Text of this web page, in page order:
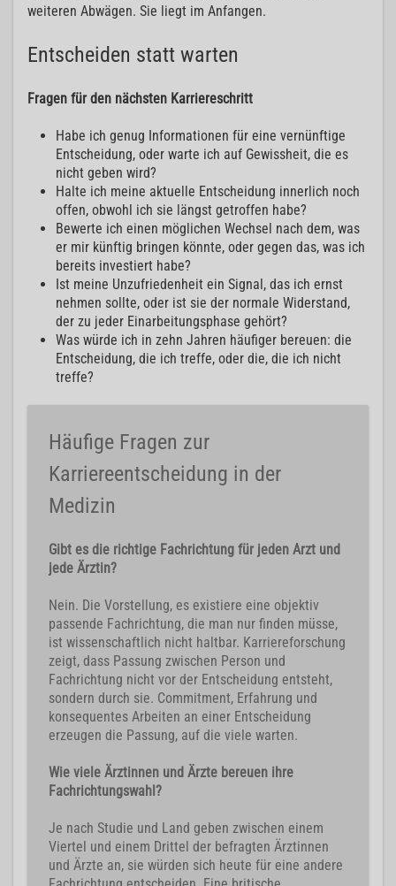
weiteren Abwägen. Sie liegt im Anfangen.
Entscheiden statt warten
Fragen für den nächsten Karriereschritt
Habe ich genug Informationen für eine vernünftige
Entscheidung, oder warte ich auf Gewissheit, die es
nicht geben wird?
Halte ich meine aktuelle Entscheidung innerlich noch
offen, obwohl ich sie längst getroffen habe?
Bewerte ich einen möglichen Wechsel nach dem, was
er mir künftig bringen könnte, oder gegen das, was ich
bereits investiert habe?
Ist meine Unzufriedenheit ein Signal, das ich ernst
nehmen sollte, oder ist sie der normale Widerstand,
der zu jeder Einarbeitungsphase gehört?
Was würde ich in zehn Jahren häufiger bereuen: die
Entscheidung, die ich treffe, oder die, die ich nicht
treffe?
Häufige Fragen zur
Karriereentscheidung in der
Medizin
Gibt es die richtige Fachrichtung für jeden Arzt und
jede Ärztin?
Nein. Die Vorstellung, es existiere eine objektiv
passende Fachrichtung, die man nur finden müsse,
ist wissenschaftlich nicht haltbar. Karriereforschung
zeigt, dass Passung zwischen Person und
Fachrichtung nicht vor der Entscheidung entsteht,
sondern durch sie. Commitment, Erfahrung und
konsequentes Arbeiten an einer Entscheidung
erzeugen die Passung, auf die viele warten.
Wie viele Ärztinnen und Ärzte bereuen ihre
Fachrichtungswahl?
Je nach Studie und Land geben zwischen einem
Viertel und einem Drittel der befragten Ärztinnen
und Ärzte an, sie würden sich heute für eine andere